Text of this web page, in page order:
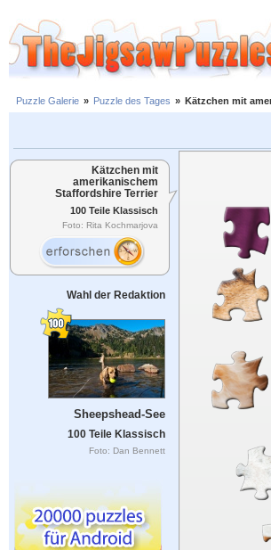
Puzzle Galerie » Puzzle des Tages » Kätzchen mit
Kätzchen mit
amerikanischem
Staffordshire Terrier
100 Teile Klassisch
Foto: Rita Kochmarjova
Wahl der Redaktion
Sheepshead-See
100 Teile Klassisch
Foto: Dan Bennett